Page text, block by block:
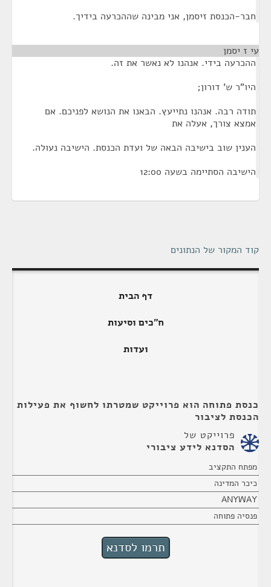
חבר-הכנסת זיסמן, אני מבינה שההכרעה בידיך.
עי ז יסמן
ההכרעה בידי. אנהנו לא נאשר את זה.
היו"ר ש' דורון;
תודה רבה. אנהנו נתייעץ. הבאנו את הנושא לפניכם. אם
אמצא צורך, אעלה את
הענין שוב בישיבה הבאה של ועדת הכנסת. הישיבה נעולה.
הישיבה הסתיימה בשעה 12:00
קוד המקור של הנתונים
דף הבית
ח"כים וסיעות
ועדות
כנסת פתוחה הוא פרוייקט שמטרתו לחשוף את פעילות
הכנסת לציבור
פרוייקט של
הסדנא לידע ציבורי
מפתח התקציב
כיכר המדינה
ANYWAY
פנסיה פתוחה